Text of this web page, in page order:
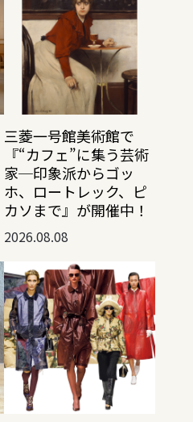
三菱一号館美術館で
『“カフェ”に集う芸術
家─印象派からゴッ
ホ、ロートレック、ピ
カソまで』が開催中！
2026.08.08